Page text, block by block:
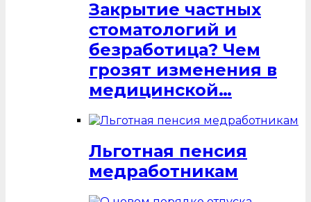
Закрытие частных
стоматологий и
безработица? Чем
грозят изменения в
медицинской…
Льготная пенсия
медработникам